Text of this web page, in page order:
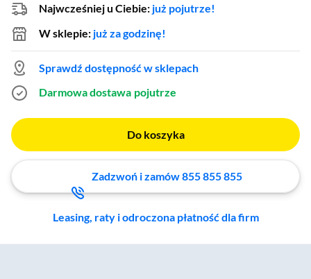
Najwcześniej u Ciebie: już pojutrze!
W sklepie: już za godzinę!
Sprawdź dostępność w sklepach
Darmowa dostawa pojutrze
Do koszyka
Zadzwoń i zamów 855 855 855
Leasing, raty i odroczona płatność dla firm